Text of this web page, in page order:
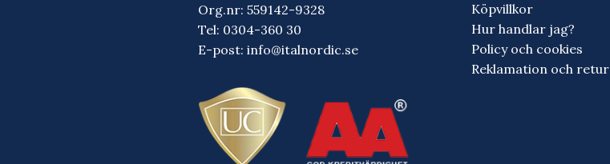
Org.nr: 559142-9328
Tel: 0304-360 30
E-post:info@italnordic.se
Köpvillkor
Hur handlar jag?
Policy och cookies
Reklamation och retur